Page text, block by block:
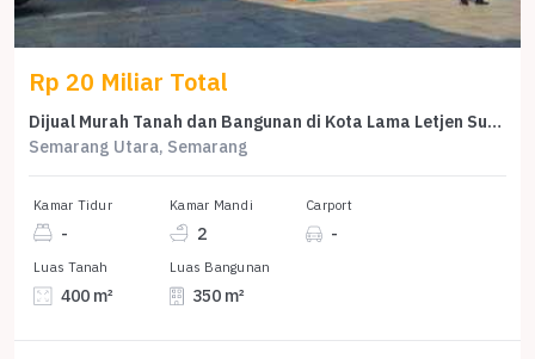
Rp 20 Miliar Total
Dijual Murah Tanah dan Bangunan di Kota Lama Letjen Suprapto
Semarang Utara, Semarang
Kamar Tidur
-
Kamar Mandi
2
Carport
-
Luas Tanah
400 m²
Luas Bangunan
350 m²